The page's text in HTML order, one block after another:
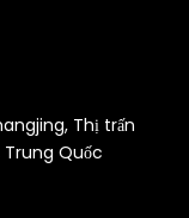
Thị trấn
Trung Quốc